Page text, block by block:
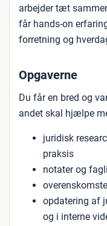
arbejder tæt
får hands-on
forretning og
Opgaverne
Du får en bred og
andet skal hjælpe
juridisk
praksis
notater og
opdatering af
og i interne